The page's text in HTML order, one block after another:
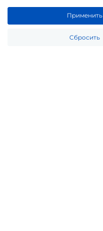
Применить
Сбросить